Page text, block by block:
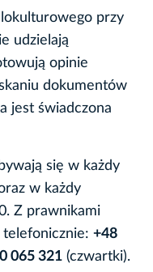
przy
udzielają
opinie
dokumentów
jest świadczona
się w każdy
w każdy
Z prawnikami
telefonicznie: +48
065 321 (czwartki).